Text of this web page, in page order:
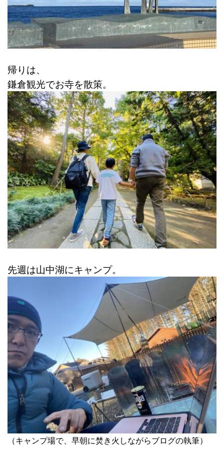
帰りは、
鎌倉観光でお寺を散策。
先週は山中湖にキャンプ。
（キャンプ場で、早朝に焚き火しながらブログの執筆）